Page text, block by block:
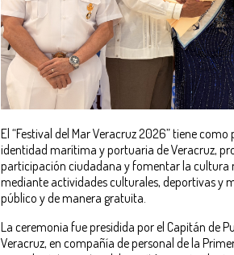
El “Festival del Mar Veracruz 2026” tiene
identidad marítima y portuaria de Veracruz,
participación ciudadana y fomentar la
mediante actividades culturales, deportivas y
público y de manera gratuita.
La ceremonia fue presidida por el Capitán de
Veracruz, en compañía de personal de la